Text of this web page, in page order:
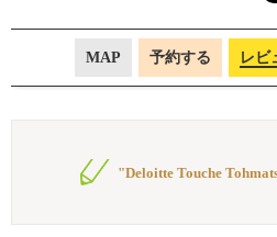
MAP 予約する レビ
"Deloitte Touche